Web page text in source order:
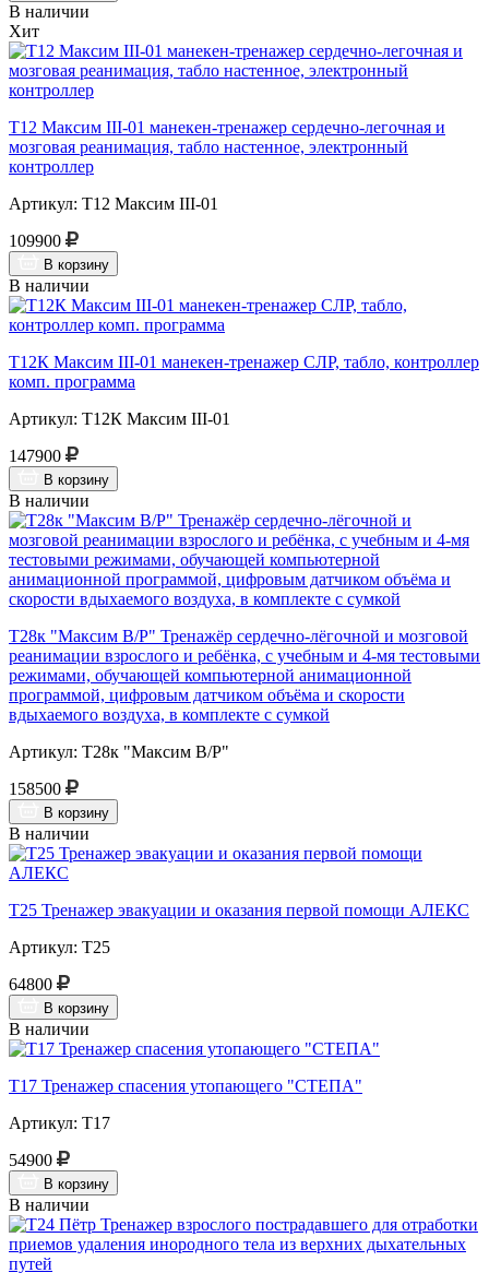
В наличии
Хит
Т12 Максим III-01 манекен-тренажер сердечно-легочная и
мозговая реанимация, табло настенное, электронный
контроллер
Артикул: Т12 Максим III-01
109900
В корзину
В наличии
Т12К Максим III-01 манекен-тренажер СЛР, табло, контроллер
комп. программа
Артикул: Т12К Максим III-01
147900
В корзину
В наличии
Т28к "Максим В/Р" Тренажёр сердечно-лёгочной и мозговой
реанимации взрослого и ребёнка, с учебным и 4-мя тестовыми
режимами, обучающей компьютерной анимационной
программой, цифровым датчиком объёма и скорости
вдыхаемого воздуха, в комплекте с сумкой
Артикул: Т28к "Максим В/Р"
158500
В корзину
В наличии
Т25 Тренажер эвакуации и оказания первой помощи АЛЕКС
Артикул: Т25
64800
В корзину
В наличии
Т17 Тренажер спасения утопающего "СТЕПА"
Артикул: Т17
54900
В корзину
В наличии